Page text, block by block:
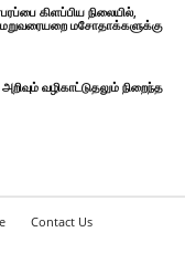
கிளப்பிய நிலையில்,
மசோதாக்களுக்கு
வழிகாட்டுதலும் நிறைந்த
Contact Us